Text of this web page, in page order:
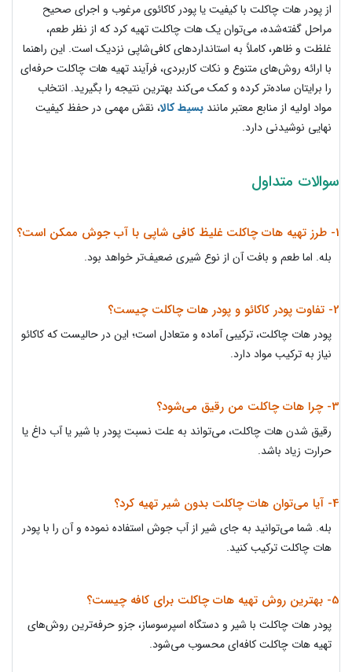
از پودر هات چاکلت با کیفیت یا پودر کاکائوی مرغوب و اجرای صحیح
مراحل گفته‌شده، می‌توان یک هات چاکلت تهیه کرد که از نظر طعم،
غلظت و ظاهر، کاملاً به استانداردهای کافی‌شاپی نزدیک است. این راهنما
با ارائه روش‌های متنوع و نکات کاربردی، فرآیند تهیه هات چاکلت حرفه‌ای
را برایتان ساده‌تر کرده و کمک می‌کند بهترین نتیجه را بگیرید. انتخاب
مواد اولیه از منابع معتبر مانند بسیط کالا، نقش مهمی در حفظ کیفیت
نهایی نوشیدنی دارد.
سوالات متداول
1- طرز تهیه هات چاکلت غلیظ کافی شاپی با آب جوش ممکن است؟
بله. اما طعم و بافت آن از نوع شیری ضعیف‌تر خواهد بود.
2- تفاوت پودر کاکائو و پودر هات چاکلت چیست؟
پودر هات چاکلت، ترکیبی آماده و متعادل است؛ این در حالیست که کاکائو
نیاز به ترکیب مواد دارد.
3- چرا هات چاکلت من رقیق می‌شود؟
رقیق شدن هات چاکلت، می‌تواند به علت نسبت پودر با شیر یا آب داغ یا
حرارت زیاد باشد.
4- آیا می‌توان هات چاکلت بدون شیر تهیه کرد؟
بله. شما می‌توانید به جای شیر از آب جوش استفاده نموده و آن را با پودر
هات چاکلت ترکیب کنید.
5- بهترین روش تهیه هات چاکلت برای کافه چیست؟
پودر هات چاکلت با شیر و دستگاه اسپرسوساز، جزو حرفه‌ترین روش‌های
تهیه هات چاکلت کافه‌ای محسوب می‌شود.